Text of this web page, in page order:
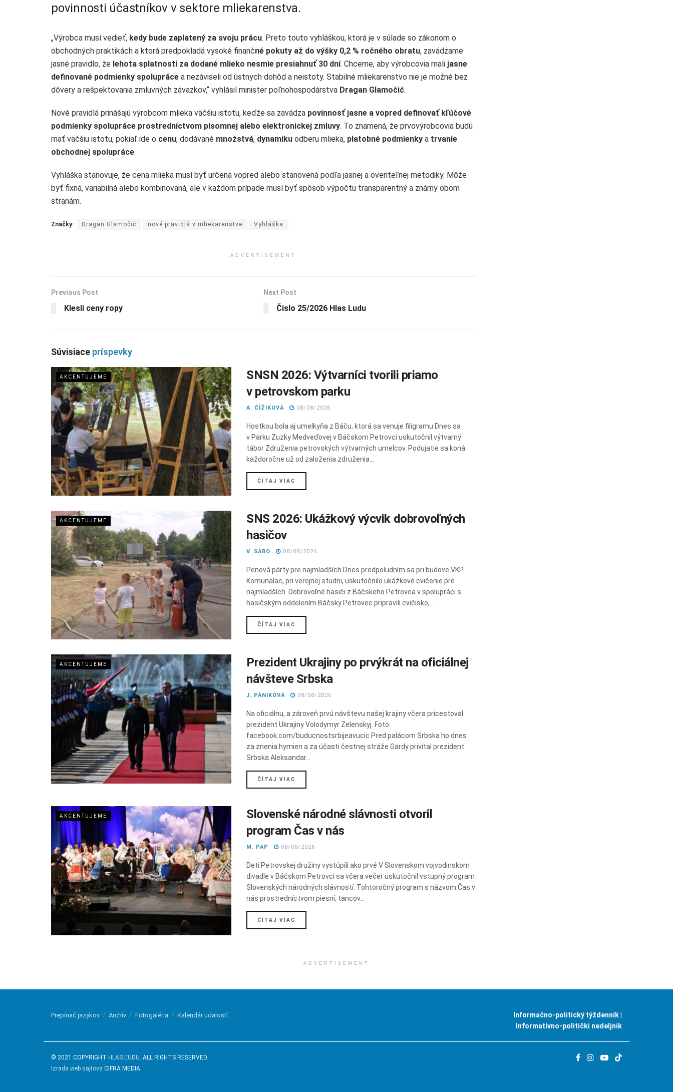
povinnosti účastníkov v sektore mliekarenstva.
„Výrobca musí vedieť, kedy bude zaplatený za svoju prácu. Preto touto vyhláškou, ktorá je v súlade so zákonom o
obchodných praktikách a ktorá predpokladá vysoké finančné pokuty až do výšky 0,2 % ročného obratu, zavádzame
jasné pravidlo, že lehota splatnosti za dodané mlieko nesmie presiahnuť 30 dní. Chceme, aby výrobcovia mali jasne
definované podmienky spolupráce a nezáviseli od ústnych dohôd a neistoty. Stabilné mliekarenstvo nie je možné bez
dôvery a rešpektovania zmluvných záväzkov,“ vyhlásil minister poľnohospodárstva Dragan Glamočić.
Nové pravidlá prinášajú výrobcom mlieka väčšiu istotu, keďže sa zavádza povinnosť jasne a vopred definovať kľúčové
podmienky spolupráce prostredníctvom písomnej alebo elektronickej zmluvy. To znamená, že prvovýrobcovia budú
mať väčšiu istotu, pokiaľ ide o cenu, dodávané množstvá, dynamiku odberu mlieka, platobné podmienky a trvanie
obchodnej spolupráce.
Vyhláška stanovuje, že cena mlieka musí byť určená vopred alebo stanovená podľa jasnej a overiteľnej metodiky. Môže
byť fixná, variabilná alebo kombinovaná, ale v každom prípade musí byť spôsob výpočtu transparentný a známy obom
stranám.
Značky: Dragan Glamočić nové pravidlá v mliekarenstve Vyhláška
ADVERTISEMENT
Previous Post
Klesli ceny ropy
Next Post
Čislo 25/2026 Hlas Ludu
Súvisiace príspevky
AKCENTUJEME
SNSN 2026: Výtvarníci tvorili priamo
v petrovskom parku
A. ČÍŽIKOVÁ 08/08/2026
Hostkou bola aj umelkyňa z Báču, ktorá sa venuje filigramu Dnes sa
v Parku Zuzky Medveďovej v Báčskom Petrovci uskutočnil výtvarný
tábor Združenia petrovských výtvarných umelcov. Podujatie sa koná
každoročne už od založenia združenia...
ČÍTAJ VIAC
AKCENTUJEME
SNS 2026: Ukážkový výcvik dobrovoľných
hasičov
V. SABO 08/08/2026
Penová párty pre najmladších Dnes predpoludním sa pri budove VKP
Komunalac, pri verejnej studni, uskutočnilo ukážkové cvičenie pre
najmladších. Dobrovoľné hasiči z Báčskeho Petrovca v spolupráci s
hasičským oddelením Báčsky Petrovec pripravili cvičisko,...
ČÍTAJ VIAC
AKCENTUJEME
Prezident Ukrajiny po prvýkrát na oficiálnej
návšteve Srbska
J. PÁNIKOVÁ 08/08/2026
Na oficiálnu, a zároveň prvú návštevu našej krajiny včera pricestoval
prezident Ukrajiny Volodymyr Zelenskyj. Foto:
facebook.com/buducnostsrbijeavucic Pred palácom Srbska ho dnes
za znenia hymien a za účasti čestnej stráže Gardy privítal prezident
Srbska Aleksandar...
ČÍTAJ VIAC
AKCENTUJEME
Slovenské národné slávnosti otvoril
program Čas v nás
M. PAP 08/08/2026
Deti Petrovskej družiny vystúpili ako prvé V Slovenskom vojvodinskom
divadle v Báčskom Petrovci sa včera večer uskutočnil vstupný program
Slovenských národných slávností. Tohtoročný program s názvom Čas v
nás prostredníctvom piesní, tancov...
ČÍTAJ VIAC
ADVERTISEMENT
Prepínač jazykov Archív Fotogaléria Kalendár udalostí
Informačno-politický týždenník |
Informativno-politički nedeljnik
© 2021 COPYRIGHT HLAS ĽUDU . ALL RIGHTS RESERVED.
Izrada web sajtova CIFRA MEDIA.